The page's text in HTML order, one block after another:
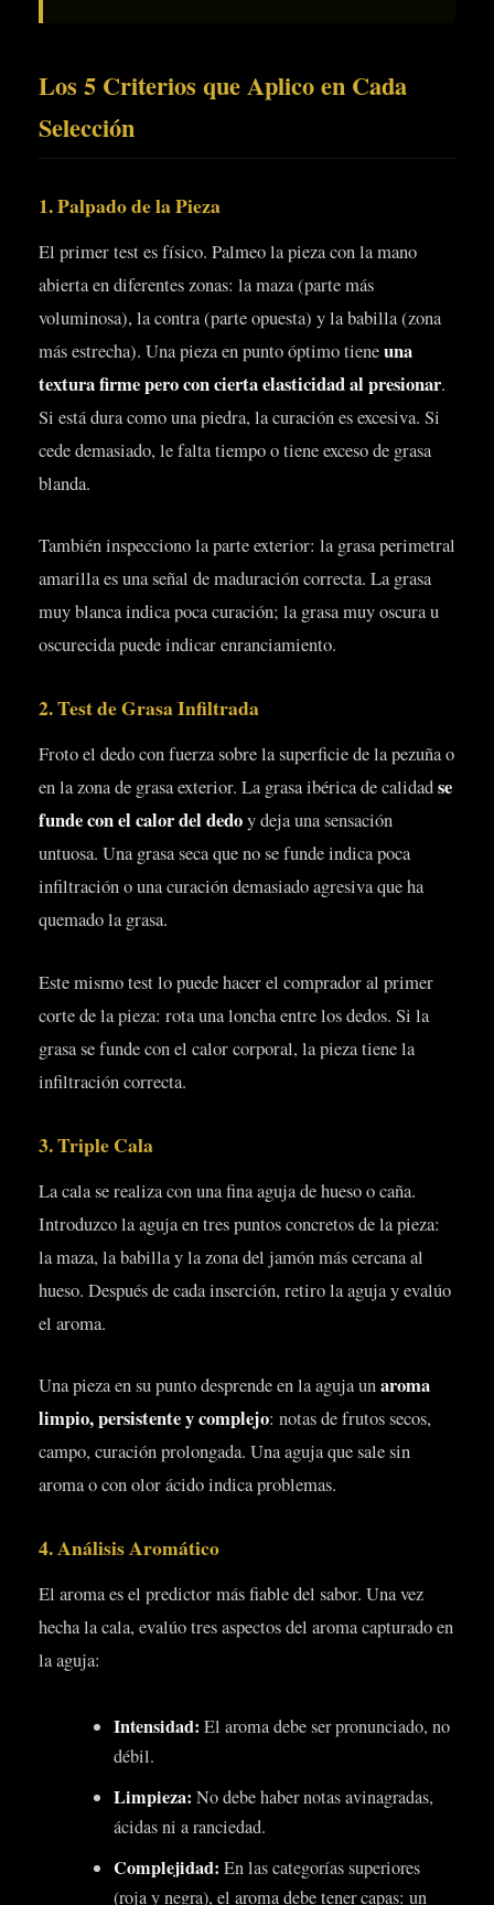
Los 5 Criterios que Aplico en Cada
Selección
1. Palpado de la Pieza
El primer test es físico. Palmeo la pieza con la mano
abierta en diferentes zonas: la maza (parte más
voluminosa), la contra (parte opuesta) y la babilla (zona
más estrecha). Una pieza en punto óptimo tieneuna
textura firme pero con cierta elasticidad al presionar.
Si está dura como una piedra, la curación es excesiva. Si
cede demasiado, le falta tiempo o tiene exceso de grasa
blanda.
También inspecciono la parte exterior: la grasa perimetral
amarilla es una señal de maduración correcta. La grasa
muy blanca indica poca curación; la grasa muy oscura u
oscurecida puede indicar enranciamiento.
2. Test de Grasa Infiltrada
Froto el dedo con fuerza sobre la superficie de la pezuña o
en la zona de grasa exterior. La grasa ibérica de calidadse
funde con el calor del dedoy deja una sensación
untuosa. Una grasa seca que no se funde indica poca
infiltración o una curación demasiado agresiva que ha
quemado la grasa.
Este mismo test lo puede hacer el comprador al primer
corte de la pieza: rota una loncha entre los dedos. Si la
grasa se funde con el calor corporal, la pieza tiene la
infiltración correcta.
3. Triple Cala
La cala se realiza con una fina aguja de hueso o caña.
Introduzco la aguja en tres puntos concretos de la pieza:
la maza, la babilla y la zona del jamón más cercana al
hueso. Después de cada inserción, retiro la aguja y evalúo
el aroma.
Una pieza en su punto desprende en la aguja unaroma
limpio, persistente y complejo: notas de frutos secos,
campo, curación prolongada. Una aguja que sale sin
aroma o con olor ácido indica problemas.
4. Análisis Aromático
El aroma es el predictor más fiable del sabor. Una vez
hecha la cala, evalúo tres aspectos del aroma capturado en
la aguja:
Intensidad: El aroma debe ser pronunciado, no
débil.
Limpieza: No debe haber notas avinagradas,
ácidas ni a ranciedad.
Complejidad: En las categorías superiores
(roja y negra), el aroma debe tener capas: un